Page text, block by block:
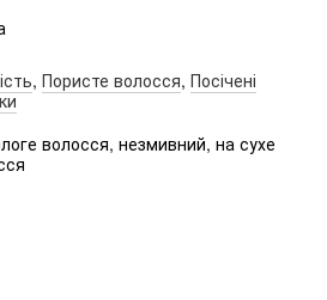
, Пористе волосся, Посічені
волосся, незмивний, на сухе